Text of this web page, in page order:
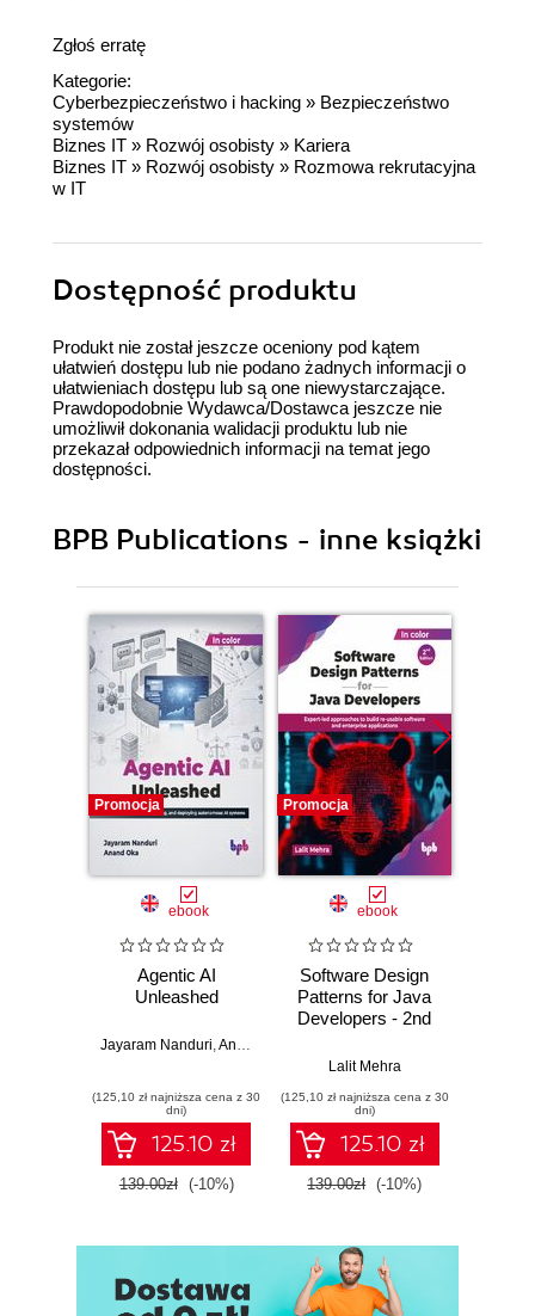
Zgłoś erratę
Kategorie:
Cyberbezpieczeństwo i hacking » Bezpieczeństwo
systemów
Biznes IT » Rozwój osobisty » Kariera
Biznes IT » Rozwój osobisty » Rozmowa rekrutacyjna
w IT
Dostępność produktu
Produkt nie został jeszcze oceniony pod kątem
ułatwień dostępu lub nie podano żadnych informacji o
ułatwieniach dostępu lub są one niewystarczające.
Prawdopodobnie Wydawca/Dostawca jeszcze nie
umożliwił dokonania walidacji produktu lub nie
przekazał odpowiednich informacji na temat jego
dostępności.
BPB Publications - inne książki
Promocja
ebook
Agentic AI
Unleashed
Jayaram Nanduri Anand Oka
(125,10 zł najniższa cena z 30
dni)
125.10 zł
139.00zł (-10%)
Promocja
ebook
Software Design
Patterns for Java
Developers - 2nd
Lalit Mehra
(125,10 zł najniższa cena z 30
dni)
125.10 zł
139.00zł (-10%)